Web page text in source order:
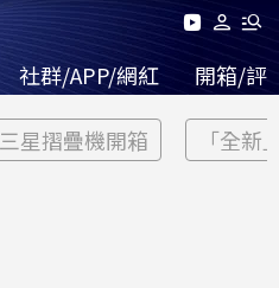
社群/APP/網紅 開箱/評
三星摺疊機開箱 「全新